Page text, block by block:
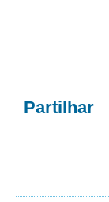
Partilhar